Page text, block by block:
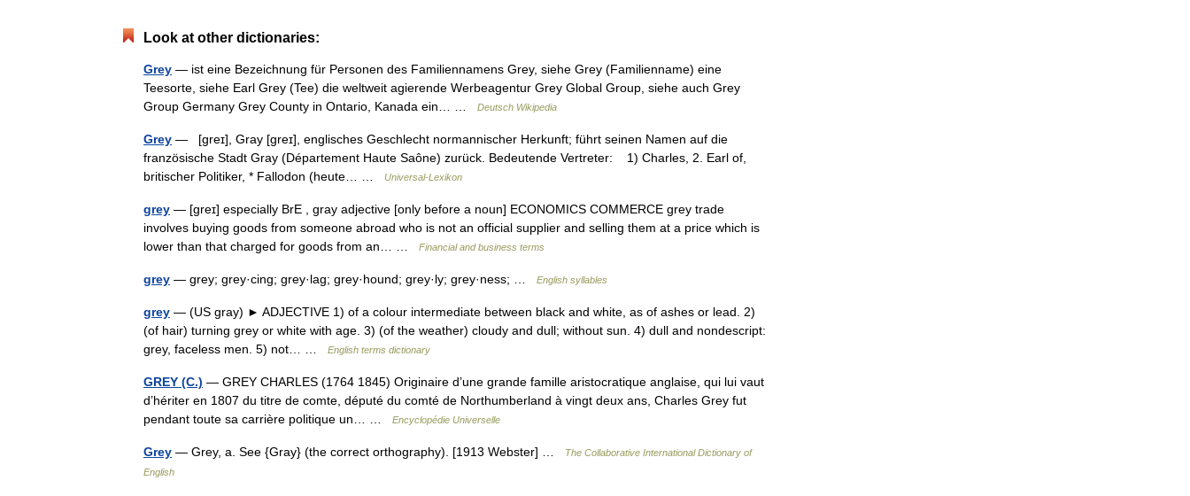
Look at other dictionaries:
Grey — ist eine Bezeichnung für Personen des Familiennamens Grey, siehe Grey (Familienname) eine
Teesorte, siehe Earl Grey (Tee) die weltweit agierende Werbeagentur Grey Global Group, siehe auch Grey
Group Germany Grey County in Ontario, Kanada ein… …
Deutsch Wikipedia
Grey — [greɪ], Gray [greɪ], englisches Geschlecht normannischer Herkunft; führt seinen Namen auf die
französische Stadt Gray (Département Haute Saône) zurück. Bedeutende Vertreter: 1) Charles, 2. Earl of,
britischer Politiker, * Fallodon (heute… …
Universal-Lexikon
grey — [greɪ] especially BrE , gray adjective [only before a noun] ECONOMICS COMMERCE grey trade
involves buying goods from someone abroad who is not an official supplier and selling them at a price which is
lower than that charged for goods from an… …
Financial and business terms
grey — grey; grey·cing; grey·lag; grey·hound; grey·ly; grey·ness; … English syllables
grey — (US gray) ► ADJECTIVE 1) of a colour intermediate between black and white, as of ashes or lead. 2)
(of hair) turning grey or white with age. 3) (of the weather) cloudy and dull; without sun. 4) dull and nondescript:
grey, faceless men. 5) not… …
English terms dictionary
GREY (C.) — GREY CHARLES (1764 1845) Originaire d’une grande famille aristocratique anglaise, qui lui vaut
d’hériter en 1807 du titre de comte, député du comté de Northumberland à vingt deux ans, Charles Grey fut
pendant toute sa carrière politique un… …
Encyclopédie Universelle
Grey — Grey, a. See {Gray} (the correct orthography). [1913 Webster] …
The Collaborative International Dictionary of
English